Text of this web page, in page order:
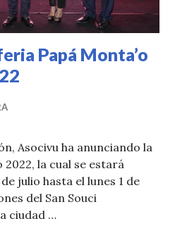
Papá Monta’o
Asocivu ha anunciando la
2022, la cual se estará
julio hasta el lunes 1 de
del San Souci
ciudad …